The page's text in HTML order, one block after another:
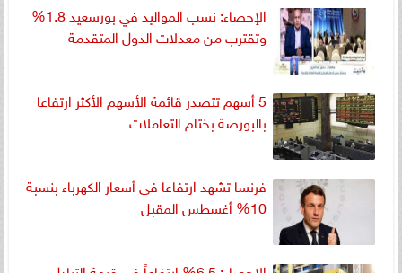
الإحصاء: نسب المواليد في بورسعيد 1.8%
وتقترب من معدلات الدول المتقدمة
5 أسهم تتصدر قائمة الأسهم الأكثر ارتفاعا
بالبورصة بختام التعاملات
فرنسا تشهد ارتفاعا فى أسعار الكهرباء بنسبة
10% أغسطس المقبل